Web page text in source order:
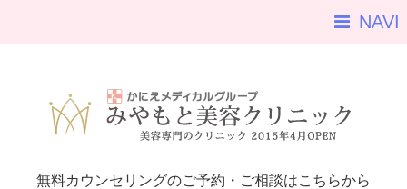
NAVI
無料カウンセリングのご予約・ご相談はこちらから